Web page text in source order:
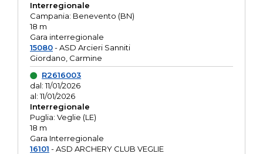
Interregionale
Campania: Benevento (BN)
18 m
Gara interregionale
15080- ASD Arcieri Sanniti
Giordano, Carmine
R2616003
dal: 11/01/2026
al: 11/01/2026
Interregionale
Puglia: Veglie (LE)
18 m
Gara Interregionale
16101 - ASD ARCHERY CLUB VEGLIE